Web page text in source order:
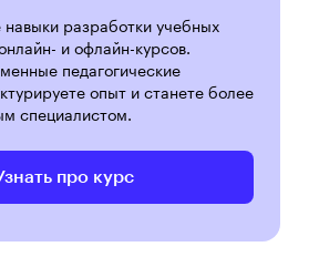
разработки учебных
и офлайн-курсов.
педагогические
опыт и станете более
специалистом.
про курс